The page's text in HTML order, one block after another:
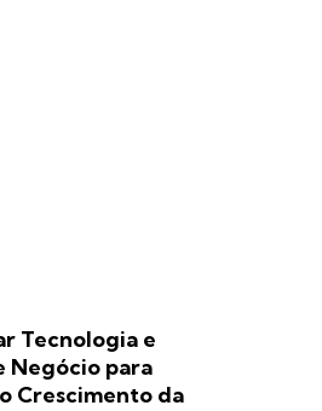
Tecnologia e
Negócio para
Crescimento da